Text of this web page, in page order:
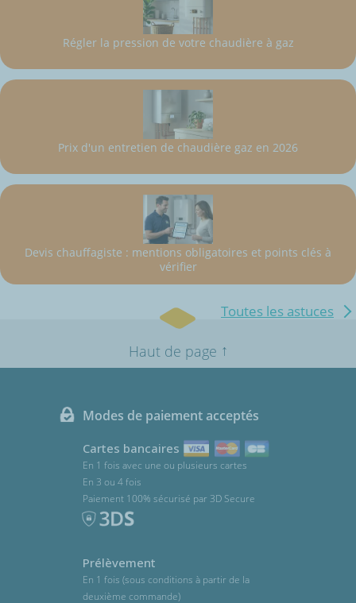
Régler la pression de votre chaudière à gaz
Prix d'un entretien de chaudière gaz en 2026
Devis chauffagiste : mentions obligatoires et points clés à
vérifier
Toutes les astuces
Haut de page ↑
Modes de paiement acceptés
Cartes bancaires
En 1 fois avec une ou plusieurs cartes
En 3 ou 4 fois
Paiement 100% sécurisé par 3D Secure
Prélèvement
En 1 fois (sous conditions à partir de la
deuxième commande)